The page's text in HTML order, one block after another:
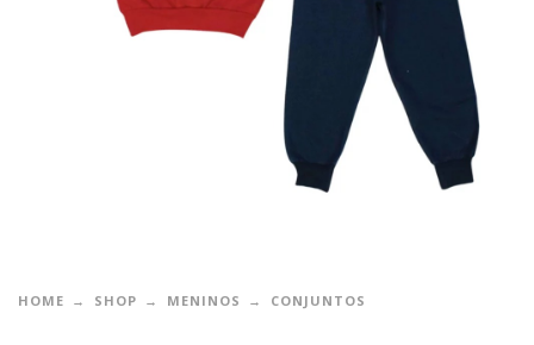
HOME SHOP MENINOS CONJUNTOS